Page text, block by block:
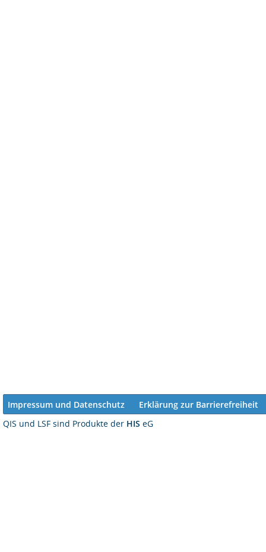
Impressum und Datenschutz
Erklärung zur Barrierefreiheit
QIS und LSF sind Produkte der HIS eG